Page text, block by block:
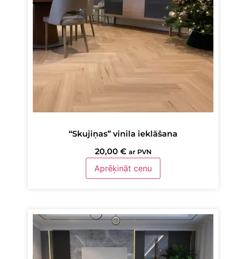
“Skujiņas” vinila ieklāšana
20,00 € ar PVN
Aprēķināt cenu